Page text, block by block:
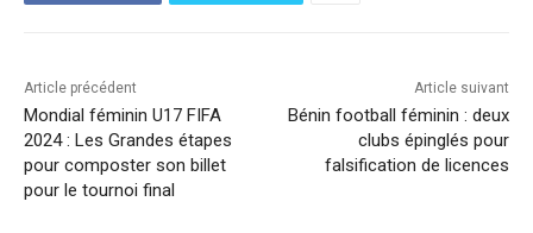
Article précédent
Mondial féminin U17 FIFA
2024 : Les Grandes étapes
pour composter son billet
pour le tournoi final
Article suivant
Bénin football féminin : deux
clubs épinglés pour
falsification de licences